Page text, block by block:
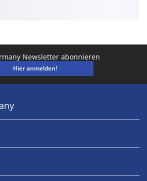
Newsletter abonnieren
Hier anmelden!